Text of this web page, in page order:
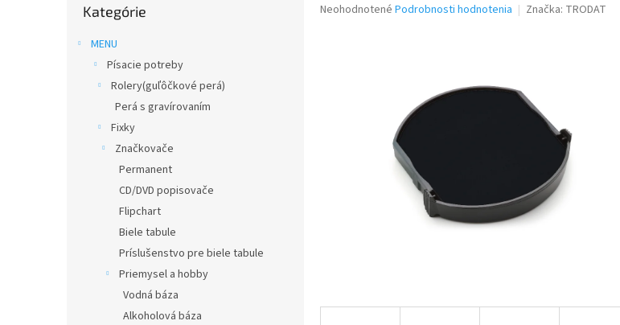
kategórie
Kategórie
MENU
Písacie potreby
Rolery(guľôčkové perá)
Perá s gravírovaním
Fixky
Značkovače
Permanent
CD/DVD popisovače
Flipchart
Biele tabule
Príslušenstvo pre biele tabule
Priemysel a hobby
Vodná báza
Alkoholová báza
Priemerné
Neohodnotené Podrobnosti hodnotenia Značka: TRODAT